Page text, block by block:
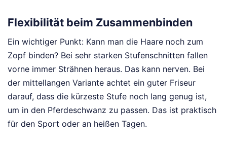
Flexibilität beim Zusammenbinden
Ein wichtiger Punkt: Kann man die Haare noch zum
Zopf binden? Bei sehr starken Stufenschnitten fallen
vorne immer Strähnen heraus. Das kann nerven. Bei
der mittellangen Variante achtet ein guter Friseur
darauf, dass die kürzeste Stufe noch lang genug ist,
um in den Pferdeschwanz zu passen. Das ist praktisch
für den Sport oder an heißen Tagen.